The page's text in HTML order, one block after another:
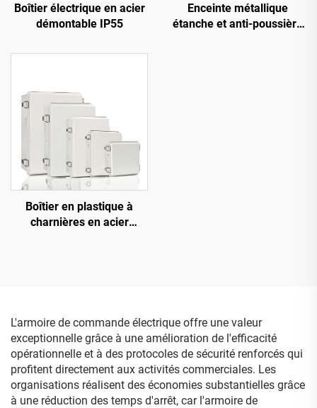
Boîtier électrique en acier
démontable IP55
Enceinte métallique
étanche et anti-poussière
Boîtier en plastique à
charnières en acier
L'armoire de commande électrique offre une valeur
exceptionnelle grâce à une amélioration de l'efficacité
opérationnelle et à des protocoles de sécurité renforcés qui
profitent directement aux activités commerciales. Les
organisations réalisent des économies substantielles grâce
à une réduction des temps d'arrêt, car l'armoire de